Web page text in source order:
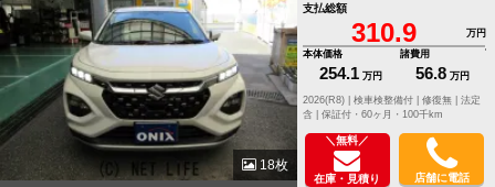
18枚
支払総額
310.9
万円
本体価格
254.1 万円
諸費用
56.8 万円
修復無 | 法定
含 | 保証付・60ヶ月・100千km
＼無料／
在庫・見積り 店舗に電話